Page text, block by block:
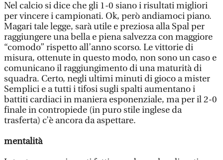
Nel calcio si dice che gli 1-0 siano i risultati migliori
per vincere i campionati. Ok, però andiamoci piano.
Magari tale legge, sarà utile e preziosa alla Spal per
raggiungere una bella e piena salvezza con maggiore
“comodo” rispetto all’anno scorso. Le vittorie di
misura, ottenute in questo modo, non sono un caso e
comunicano il raggiungimento di una maturità di
squadra. Certo, negli ultimi minuti di gioco a mister
Semplici e a tutti i tifosi sugli spalti aumentano i
battiti cardiaci in maniera esponenziale, ma per il 2-0
finale in contropiede (in puro stile inglese da
trasferta) c’è ancora da aspettare.
mentalità